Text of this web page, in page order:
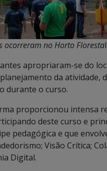
ocorreram no Horto Florestal
apropriaram-se do
da atividade,
durante o curso.
proporcionou intensa
deste curso e
pedagógica e que
Visão Crítica;
Digital.